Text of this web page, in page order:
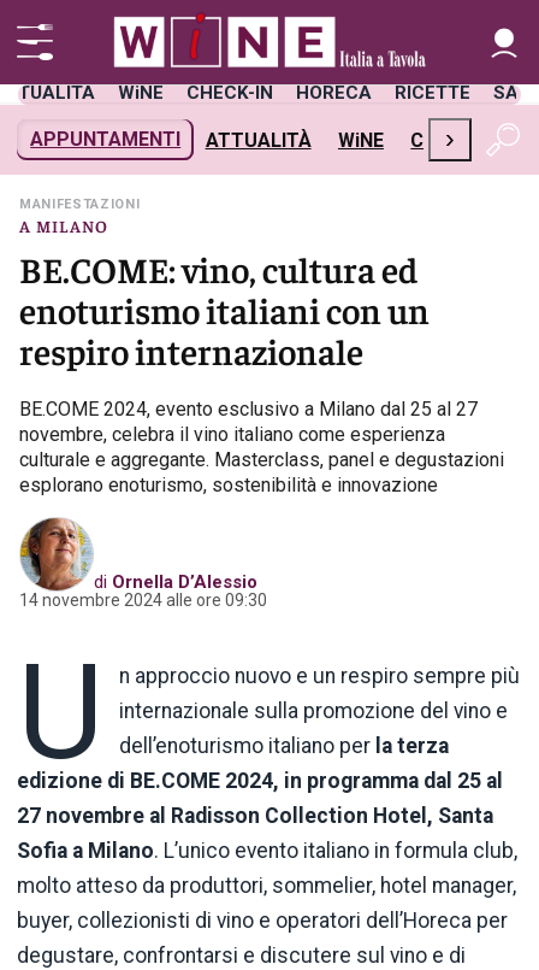
WiNE CHECK-IN HORECA RICETTE
APPUNTAMENTI ATTUALITÀ WiNE CHECK-IN
›
A MILANO
MANIFESTAZIONI
BE.COME: vino, cultura ed
enoturismo italiani con un
respiro internazionale
BE.COME 2024, evento esclusivo a Milano dal 25 al 27
novembre, celebra il vino italiano come esperienza
culturale e aggregante. Masterclass, panel e degustazioni
esplorano enoturismo, sostenibilità e innovazione
di Ornella D’Alessio
14 novembre 2024 alle ore 09:30
U
n approccio nuovo e un respiro sempre più
internazionale sulla promozione del vino e
dell’enoturismo italiano per la terza
edizione di BE.COME 2024, in programma dal 25 al
27 novembre al Radisson Collection Hotel, Santa
Sofia a Milano. L’unico evento italiano in formula club,
molto atteso da produttori, sommelier, hotel manager,
buyer, collezionisti di vino e operatori dell’Horeca per
degustare, confrontarsi e discutere sul vino e di